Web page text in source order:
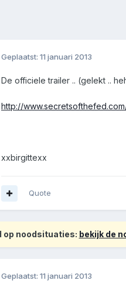
Geplaatst: 11 januari 2013
De officiele trailer .. (gelekt ..
http://
xxbirgittexx
Quote
op noodsituaties: bekijk de
Geplaatst: 11 januari 2013